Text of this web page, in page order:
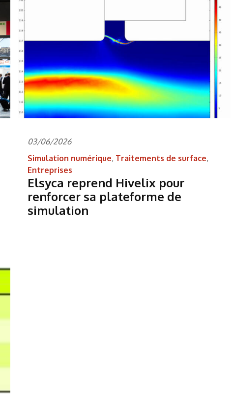
03/06/2026
Simulation numérique, Traitements de surface,
Entreprises
Elsyca reprend Hivelix pour
renforcer sa plateforme de
simulation